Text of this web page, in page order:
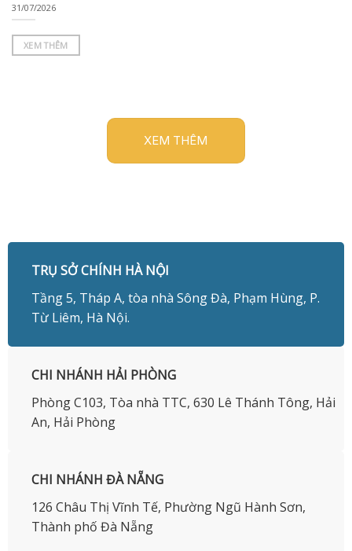
31/07/2026
XEM THÊM
XEM THÊM
TRỤ SỞ CHÍNH HÀ NỘI
Tầng 5, Tháp A, tòa nhà Sông Đà, Phạm Hùng, P.
Từ Liêm, Hà Nội.
CHI NHÁNH HẢI PHÒNG
Phòng C103, Tòa nhà TTC, 630 Lê Thánh Tông, Hải
An, Hải Phòng
CHI NHÁNH ĐÀ NẴNG
126 Châu Thị Vĩnh Tế, Phường Ngũ Hành Sơn,
Thành phố Đà Nẵng